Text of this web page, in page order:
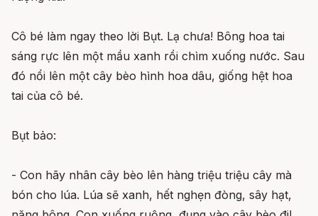
Cô bé làm ngay theo lời Bụt. Lạ chưa! Bông hoa tai
sáng rực lên một mầu xanh rồi chìm xuống nước. Sau
đó nổi lên một cây bèo hình hoa dâu, giống hệt hoa
tai của cô bé.
Bụt bảo:
- Con hãy nhân cây bèo lên hàng triệu triệu cây mà
bón cho lúa. Lúa sẽ xanh, hết nghẹn đòng, sây hạt,